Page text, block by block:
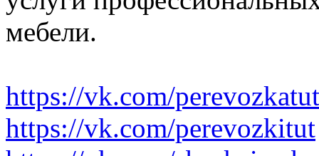
мебели.
https://vk.com/perevozkatut
https://vk.com/perevozkitut